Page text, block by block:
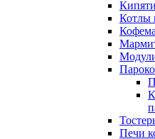
Котлы
Печи